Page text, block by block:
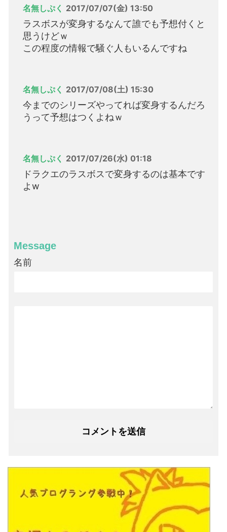
名無しぷく 2017/07/07(金) 13:50
ラスボスが変身するなんて誰でも予想付くと
思うけどｗ
この程度の情報で騒ぐ人もいるんですね
名無しぷく 2017/07/08(土) 15:30
今までのシリーズやってれば変身するんだろ
うって予想はつくよねｗ
名無しぷく 2017/07/26(水) 01:18
ドラクエのラスボスで変身するのは基本です
よw
Message
名前